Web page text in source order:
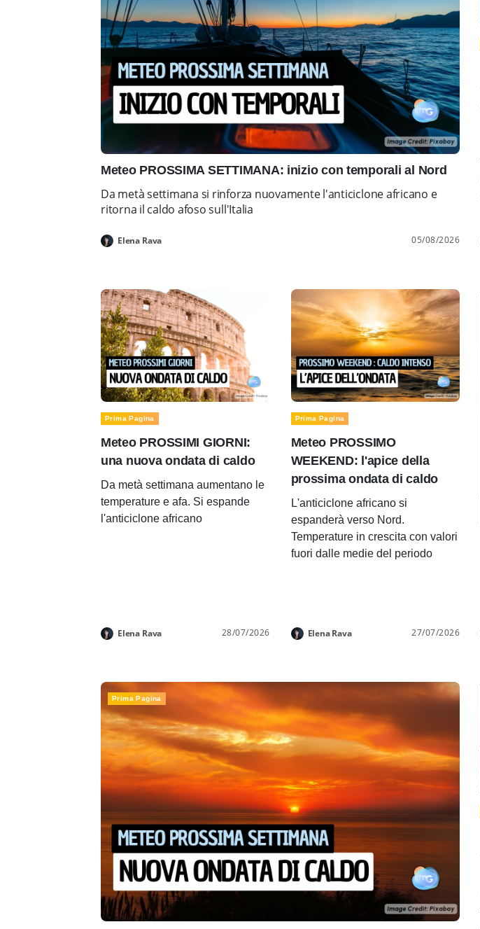
Meteo PROSSIMA SETTIMANA: inizio con temporali al Nord
Da metà settimana si rinforza nuovamente l'anticiclone africano e
ritorna il caldo afoso sull'Italia
Elena Rava 05/08/2026
Prima Pagina
Meteo PROSSIMI GIORNI:
una nuova ondata di caldo
Da metà settimana aumentano le
temperature e afa. Si espande
l'anticiclone africano
Elena Rava 28/07/2026
Prima Pagina
Meteo PROSSIMO
WEEKEND: l'apice della
prossima ondata di caldo
L'anticiclone africano si
espanderà verso Nord.
Temperature in crescita con valori
fuori dalle medie del periodo
Elena Rava 27/07/2026
Prima Pagina